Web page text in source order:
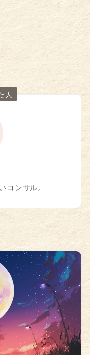
人
コンサル。